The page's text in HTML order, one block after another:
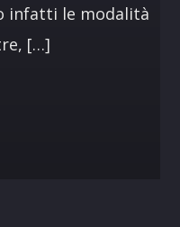
infatti le modalità
[…]